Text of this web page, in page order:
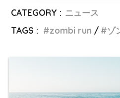
CATEGORY : ニュース
TAGS :
zombi run ゾ